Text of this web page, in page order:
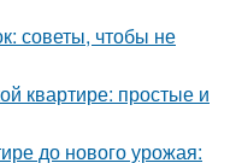
советы, чтобы не
квартире: простые и
до нового урожая: